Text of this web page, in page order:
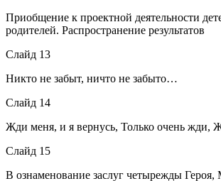
Приобщение к проектной деятельности
родителей. Распространение результатов
Слайд 13
Никто не забыт, ничто не забыто…
Слайд 14
Жди меня, и я вернусь, Только очень жди,
Слайд 15
В ознаменование заслуг четырежды